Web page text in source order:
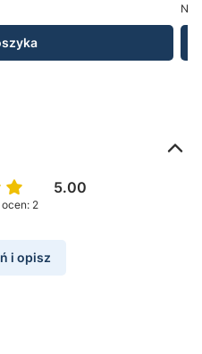
5.00
2
i opisz